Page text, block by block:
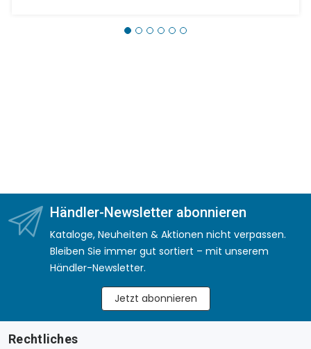
Händler-Newsletter abonnieren
Kataloge, Neuheiten & Aktionen nicht verpassen.
Bleiben Sie immer gut sortiert – mit unserem
Händler-Newsletter.
Jetzt abonnieren
Rechtliches